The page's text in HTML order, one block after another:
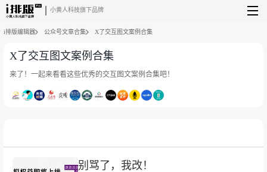
小黄人科技旗下品牌
i排版编辑器 公众号文章合集 X了交互图文案例合集
X了交互图文案例合集
来了！一起来看看这些优秀的交互图文案例合集吧！
别骂了，我改！